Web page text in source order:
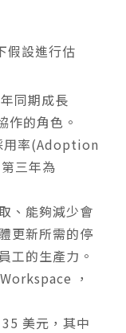
假設進行估
同期成長
作的角色。
用率(Adoption
三年為
、能夠減少會
更新所需的停
工的生產力。
，
美元，其中